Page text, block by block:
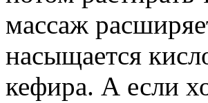
массаж
насыщается
кефира. А если